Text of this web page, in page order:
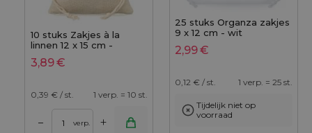
10 stuks Zakjes à la
linnen 12 x 15 cm -
3,89€
0,39 € / st. 1 verp. = 10 st.
– verp. +
25 stuks Organza zakjes
9 x 12 cm - wit
2,99€
0,12 € / st. 1 verp. = 25 st.
Tijdelijk niet op
voorraad